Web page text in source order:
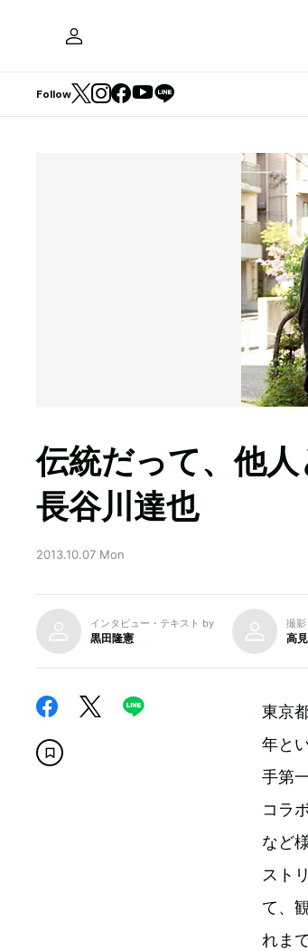
Follow
伝統だって、他
長谷川達也
2013.10.07 Mon
インタビュー・テキスト by
黒田隆憲
撮
高
東京
年と
手第
コラ
など
スト
て、
れま